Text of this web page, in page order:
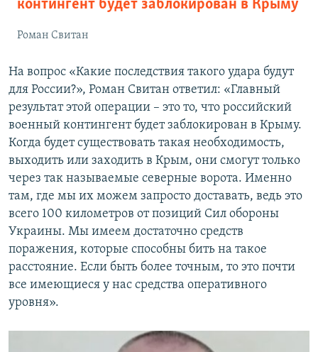
контингент будет заблокирован в Крыму
Роман Свитан
На вопрос «Какие последствия такого удара будут
для России?», Роман Свитан ответил: «Главный
результат этой операции – это то, что российский
военный контингент будет заблокирован в Крыму.
Когда будет существовать такая необходимость,
выходить или заходить в Крым, они смогут только
через так называемые северные ворота. Именно
там, где мы их можем запросто доставать, ведь это
всего 100 километров от позиций Сил обороны
Украины. Мы имеем достаточно средств
поражения, которые способны бить на такое
расстояние. Если быть более точным, то это почти
все имеющиеся у нас средства оперативного
уровня».